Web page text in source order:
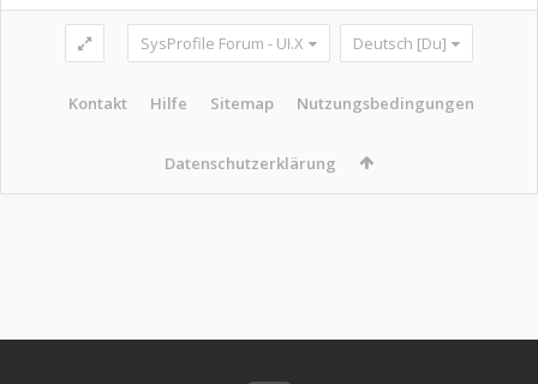
SysProfile Forum - UI.X Deutsch [Du]
Kontakt Hilfe Sitemap Nutzungsbedingungen
Datenschutzerklärung